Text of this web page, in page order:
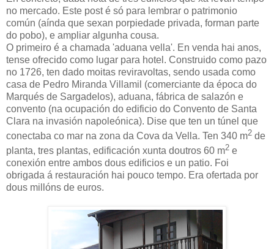
no mercado. Este post é só para lembrar o patrimonio
común (aínda que sexan porpiedade privada, forman parte
do pobo), e ampliar algunha cousa.
O primeiro é a chamada 'aduana vella'. En venda hai anos,
tense ofrecido como lugar para hotel. Construido como pazo
no 1726, ten dado moitas reviravoltas, sendo usada como
casa de Pedro Miranda Villamil (comerciante da época do
Marqués de Sargadelos), aduana, fábrica de salazón e
convento (na ocupación do edificio do Convento de Santa
Clara na invasión napoleónica). Dise que ten un túnel que
conectaba co mar na zona da Cova da Vella. Ten 340 m2 de
planta, tres plantas, edificación xunta doutros 60 m2 e
conexión entre ambos dous edificios e un patio. Foi
obrigada á restauración hai pouco tempo. Era ofertada por
dous millóns de euros.